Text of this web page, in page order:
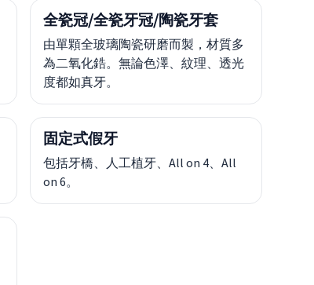
全瓷冠/全瓷牙冠/陶瓷牙套
由單顆全玻璃陶瓷研磨而製，材質多
為二氧化鋯。無論色澤、紋理、透光
度都如真牙。
固定式假牙
包括牙橋、人工植牙、All on 4、All
on 6。